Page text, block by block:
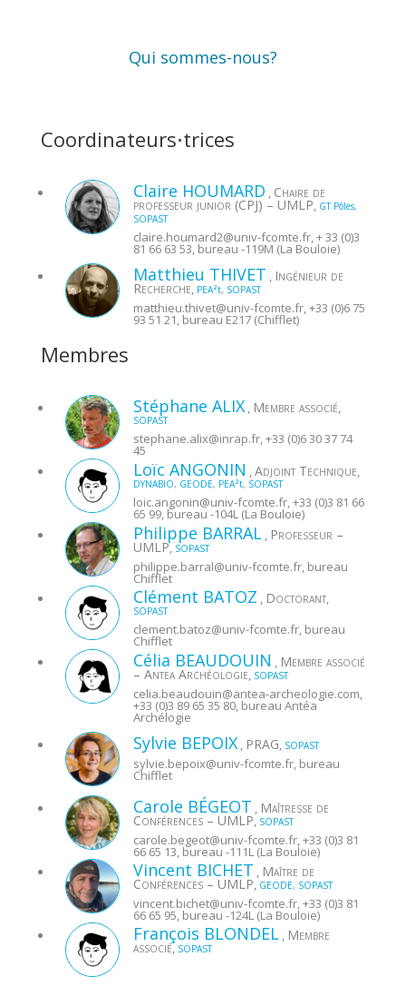
Qui sommes-nous?
Coordinateurs⋅trices
Claire HOUMARD Chaire de
professeur junior (CPJ) – UMLP GT Pôles,
SOPAST
claire.houmard2@univ-fcomte.fr, + 33 (0)3
81 66 63 53, bureau -119M (La Bouloie)
Matthieu THIVET Ingénieur de
Recherche PEA²t, SOPAST
matthieu.thivet@univ-fcomte.fr, +33 (0)6 75
93 51 21, bureau E217 (Chifflet)
Membres
Stéphane ALIX Membre associé
SOPAST
stephane.alix@inrap.fr, +33 (0)6 30 37 74
45
Loïc ANGONIN Adjoint Technique
DYNABIO, GEODE, PEA²t, SOPAST
loic.angonin@univ-fcomte.fr, +33 (0)3 81 66
65 99, bureau -104L (La Bouloie)
Philippe BARRAL Professeur –
UMLP, SOPAST
philippe.barral@univ-fcomte.fr, bureau
Chifflet
Clément BATOZ Doctorant,
SOPAST
clement.batoz@univ-fcomte.fr, bureau
Chifflet
Célia BEAUDOUIN Membre associé
– Antea Archéologie SOPAST
celia.beaudouin@antea-archeologie.com
+33 (0)3 89 65 35 80, bureau Antéa
Archélogie
Sylvie BEPOIX PRAG SOPAST
sylvie.bepoix@univ-fcomte.fr, bureau
Chifflet
Carole BÉGEOT Maîtresse de
Conférences – UMLP SOPAST
carole.begeot@univ-fcomte.fr, +33 (0)3 81
66 65 13, bureau -111L (La Bouloie)
Vincent BICHET Maître de
Conférences – UMLP GEODE, SOPAST
vincent.bichet@univ-fcomte.fr, +33 (0)3 81
66 65 95, bureau -124L (La Bouloie)
François BLONDEL Membre
associé, SOPAST